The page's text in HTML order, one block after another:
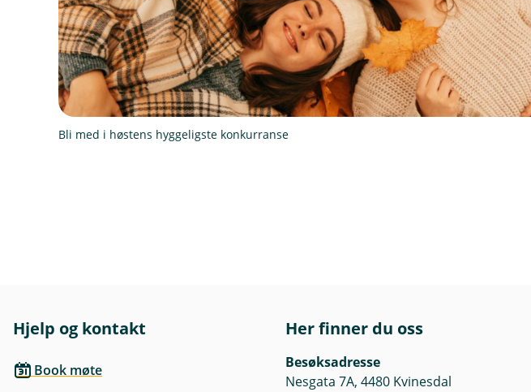
Bli med i høstens hyggeligste konkurranse
Hjelp og kontakt
Book møte
Her finner du oss
Besøksadresse
Nesgata 7A, 4480 Kvinesdal